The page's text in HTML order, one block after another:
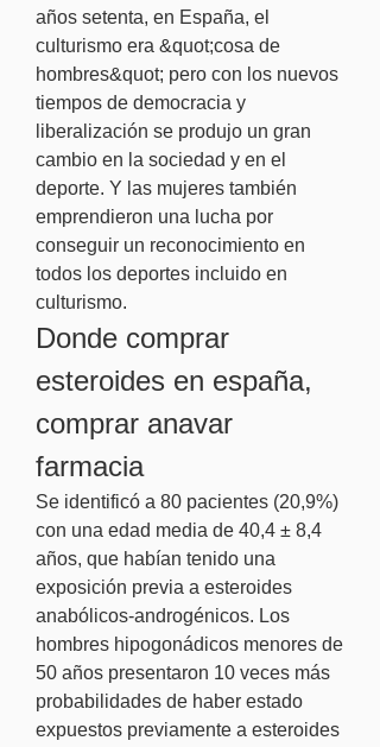
años setenta, en España, el
culturismo era &quot;cosa de
hombres&quot; pero con los nuevos
tiempos de democracia y
liberalización se produjo un gran
cambio en la sociedad y en el
deporte. Y las mujeres también
emprendieron una lucha por
conseguir un reconocimiento en
todos los deportes incluido en
culturismo.
Donde comprar
esteroides en españa,
comprar anavar
farmacia
Se identificó a 80 pacientes (20,9%)
con una edad media de 40,4 ± 8,4
años, que habían tenido una
exposición previa a esteroides
anabólicos-androgénicos. Los
hombres hipogonádicos menores de
50 años presentaron 10 veces más
probabilidades de haber estado
expuestos previamente a esteroides